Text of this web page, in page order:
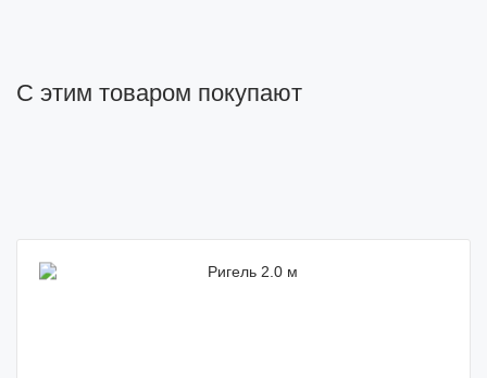
С этим товаром покупают